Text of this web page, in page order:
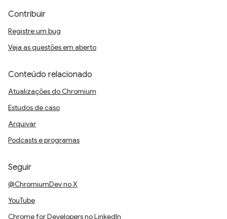
Contribuir
Registre um bug
Veja as questões em aberto
Conteúdo relacionado
Atualizações do Chromium
Estudos de caso
Arquivar
Podcasts e programas
Seguir
@ChromiumDev no X
YouTube
Chrome for Developers no LinkedIn